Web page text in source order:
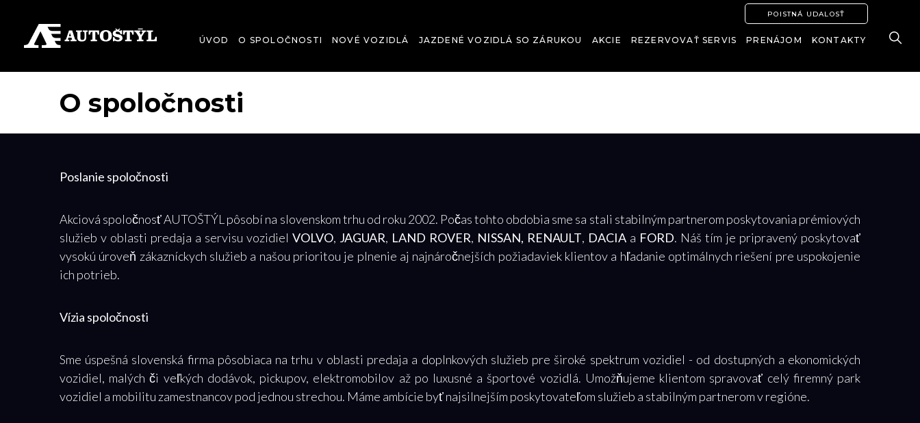
ÚVOD O SPOLOČNOSTI NOVÉ VOZIDLÁ JAZDENÉ VOZIDLÁ SO ZÁRUKOU AKCIE REZERVOVAŤ SERVIS PRENÁJOM KONTAKTY
POISTNÁ UDALOSŤ
O spoločnosti
Poslanie spoločnosti
Akciová spoločnosť AUTOŠTÝL pôsobí na slovenskom trhu od roku 2002. Počas tohto obdobia sme sa stali stabilným partnerom poskytovania prémiových
služieb v oblasti predaja a servisu vozidiel VOLVO, JAGUAR, LAND ROVER, NISSAN, RENAULT, DACIA a FORD. Náš tím je pripravený poskytovať
vysokú úroveň zákazníckych služieb a našou prioritou je plnenie aj najnáročnejších požiadaviek klientov a hľadanie optimálnych riešení pre uspokojenie
ich potrieb.
Vízia spoločnosti
Sme úspešná slovenská firma pôsobiaca na trhu v oblasti predaja a doplnkových služieb pre široké spektrum vozidiel - od dostupných a ekonomických
vozidiel, malých či veľkých dodávok, pickupov, elektromobilov až po luxusné a športové vozidlá. Umožňujeme klientom spravovať celý firemný park
vozidiel a mobilitu zamestnancov pod jednou strechou. Máme ambície byť najsilnejším poskytovateľom služieb a stabilným partnerom v regióne.